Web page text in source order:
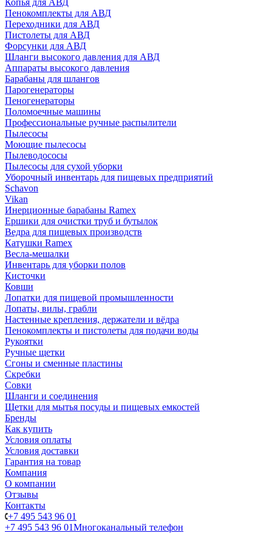
Копья для АВД
Пенокомплекты для АВД
Переходники для АВД
Пистолеты для АВД
Форсунки для АВД
Шланги высокого давления для АВД
Аппараты высокого давления
Барабаны для шлангов
Парогенераторы
Пеногенераторы
Поломоечные машины
Профессиональные ручные распылители
Пылесосы
Моющие пылесосы
Пылеводососы
Пылесосы для сухой уборки
Уборочный инвентарь для пищевых предприятий
Schavon
Vikan
Инерционные барабаны Ramex
Ершики для очистки труб и бутылок
Ведра для пищевых производств
Катушки Ramex
Весла-мешалки
Инвентарь для уборки полов
Кисточки
Ковши
Лопатки для пищевой промышленности
Лопаты, вилы, грабли
Настенные крепления, держатели и вёдра
Пенокомплекты и пистолеты для подачи воды
Рукоятки
Ручные щетки
Сгоны и сменные пластины
Скребки
Совки
Шланги и соединения
Щетки для мытья посуды и пищевых емкостей
Бренды
Как купить
Условия оплаты
Условия доставки
Гарантия на товар
Компания
О компании
Отзывы
Контакты
+7 495 543 96 01
+7 495 543 96 01Многоканальный телефон